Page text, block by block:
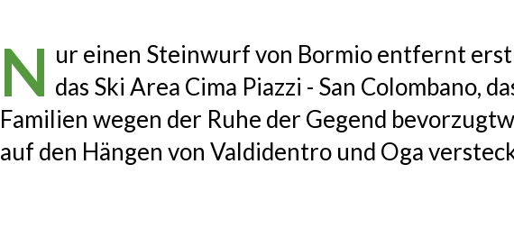
N ur einen Steinwurf von Bormio entfernt
das Ski Area Cima Piazzi - San Colombano,
Familien wegen der Ruhe der Gegend
auf den Hängen von Valdidentro und Oga